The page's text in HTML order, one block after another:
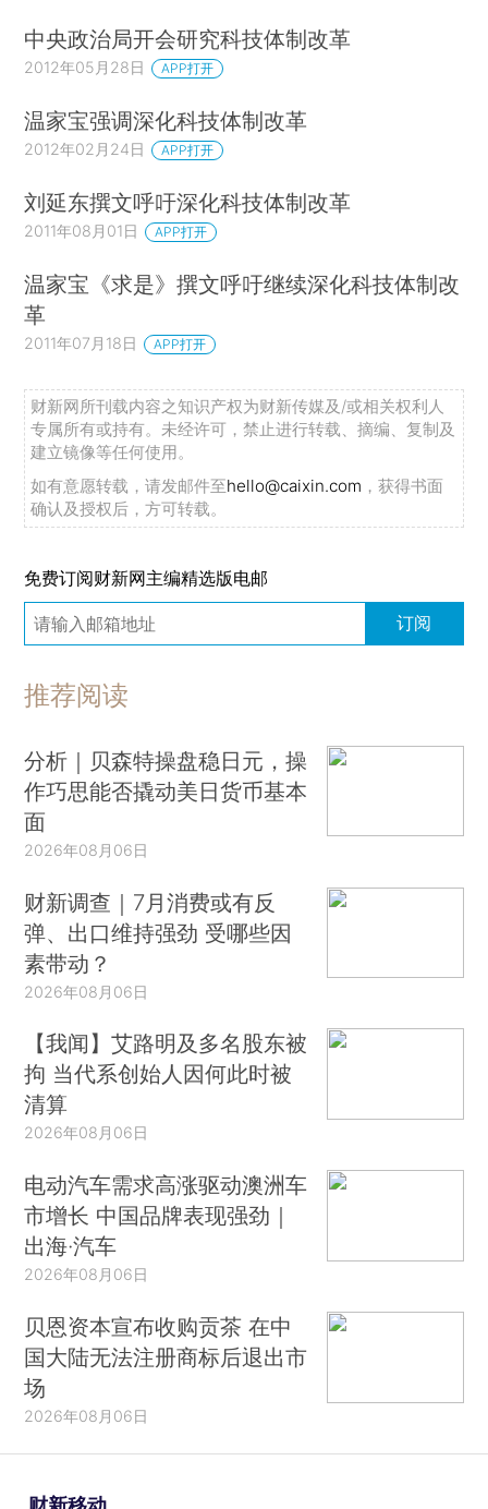
中央政治局开会研究科技体制改革
2012年05月28日 APP打开
温家宝强调深化科技体制改革
2012年02月24日 APP打开
刘延东撰文呼吁深化科技体制改革
2011年08月01日 APP打开
温家宝《求是》撰文呼吁继续深化科技体制改
革
2011年07月18日 APP打开
财新网所刊载内容之知识产权为财新传媒及/或相关权利人
专属所有或持有。未经许可，禁止进行转载、摘编、复制及
建立镜像等任何使用。
如有意愿转载，请发邮件至hello@caixin.com ，获得书面
确认及授权后，方可转载。
免费订阅财新网主编精选版电邮
订阅
推荐阅读
分析｜贝森特操盘稳日元，操
作巧思能否撬动美日货币基本
面
2026年08月06日
财新调查｜7月消费或有反
弹、出口维持强劲 受哪些因
素带动？
2026年08月06日
【我闻】艾路明及多名股东被
拘 当代系创始人因何此时被
清算
2026年08月06日
电动汽车需求高涨驱动澳洲车
市增长 中国品牌表现强劲｜
出海·汽车
2026年08月06日
贝恩资本宣布收购贡茶 在中
国大陆无法注册商标后退出市
场
2026年08月06日